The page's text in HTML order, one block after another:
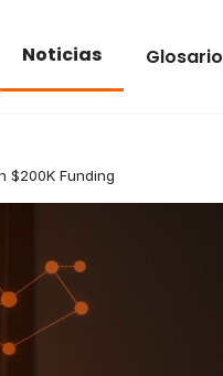
Noticias Glosario
$200K Funding